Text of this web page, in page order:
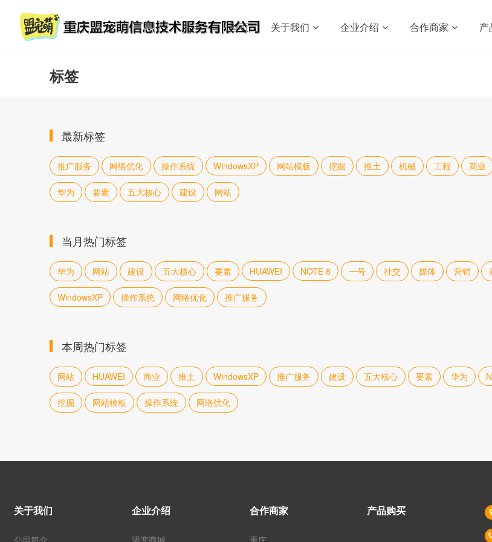
首页 关于我们 企业介绍 合作商家 产
标签
最新标签
推广服务 网络优化 操作系统 WindowsXP 网站模板 挖掘 推土 机械 工程 商业
华为 要素 五大核心 建设 网站
当月热门标签
华为 网站 建设 五大核心 要素 HUAWEI NOTE 8 一号 社交 媒体 营销
WindowsXP 操作系统 网络优化 推广服务
本周热门标签
网站 HUAWEI 商业 推土 WindowsXP 推广服务 建设 五大核心 要素 华为
挖掘 网站模板 操作系统 网络优化
关于我们
公司简介
企业介绍
盟宠商城
合作商家
重庆
产品购买